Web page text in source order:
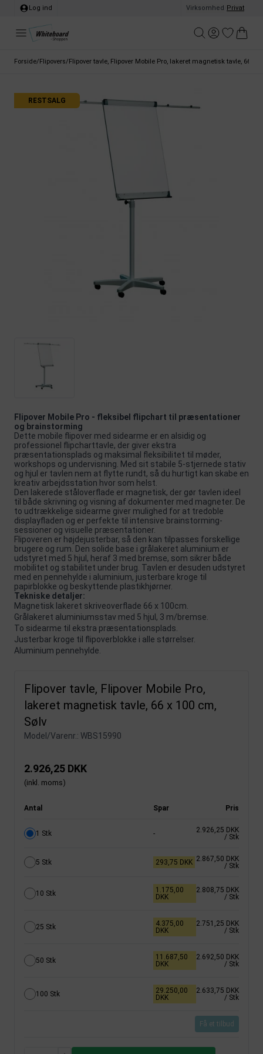
Log ind Virksomhed Privat
Forside/Flipovers/Flipover tavle, Flipover Mobile Pro, lakeret magnetisk tavle, 66 x
RESTSALG
Flipover Mobile Pro - fleksibel flipchart til præsentationer
og brainstorming
Dette mobile flipover med sidearme er en alsidig og
professionel flipcharttavle, der giver ekstra
præsentationsplads og maksimal fleksibilitet til møder,
workshops og undervisning. Med sit stabile 5-stjernede stativ
og hjul er tavlen nem at flytte rundt, så du hurtigt kan skabe en
kreativ arbejdsstation hvor som helst.
Den lakerede ståloverflade er magnetisk, der gør tavlen ideel
til både skrivning og visning af dokumenter med magneter. De
to udtrækkelige sidearme giver mulighed for at tredoble
displayfladen og er perfekte til intensive brainstorming-
sessioner og visuelle præsentationer.
Flipoveren er højdejusterbar, så den kan tilpasses forskellige
brugere og rum. Den solide base i grålakeret aluminium er
udstyret med 5 hjul, heraf 3 med bremse, som sikrer både
mobilitet og stabilitet under brug. Tavlen er desuden udstyret
med en pennehylde i aluminium, justerbare kroge til
papirblokke og beskyttende plastikhjørner.
Tekniske detaljer:
Magnetisk lakeret skriveoverflade 66 x 100cm.
Grålakeret aluminiumsstav med 5 hjul, 3 m/bremse.
To sidearme til ekstra præsentationsplads.
Justerbar kroge til flipoverblokke i alle størrelser.
Aluminium pennehylde.
Flipover tavle, Flipover Mobile Pro,
lakeret magnetisk tavle, 66 x 100 cm,
Sølv
Model/Varenr.: WBS15990
2.926,25 DKK
(inkl. moms)
Antal Spar Pris
1 Stk -
2.926,25 DKK
/ Stk
5 Stk 293,75 DKK 2.867,50 DKK
/ Stk
10 Stk
1.175,00
DKK
2.808,75 DKK
/ Stk
25 Stk
4.375,00
DKK
2.751,25 DKK
/ Stk
50 Stk
11.687,50
DKK
2.692,50 DKK
/ Stk
100 Stk
29.250,00
DKK
2.633,75 DKK
/ Stk
Få et tilbud